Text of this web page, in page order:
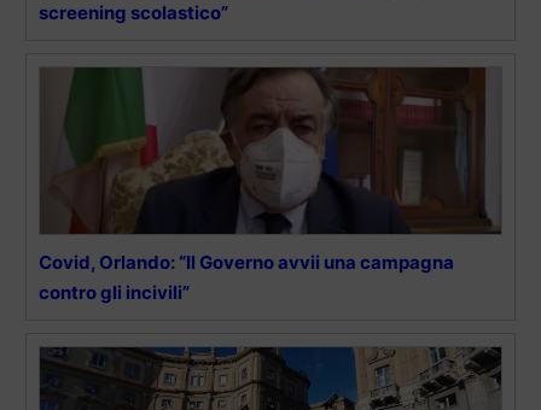
screening scolastico”
Covid, Orlando: “Il Governo avvii una campagna
contro gli incivili”